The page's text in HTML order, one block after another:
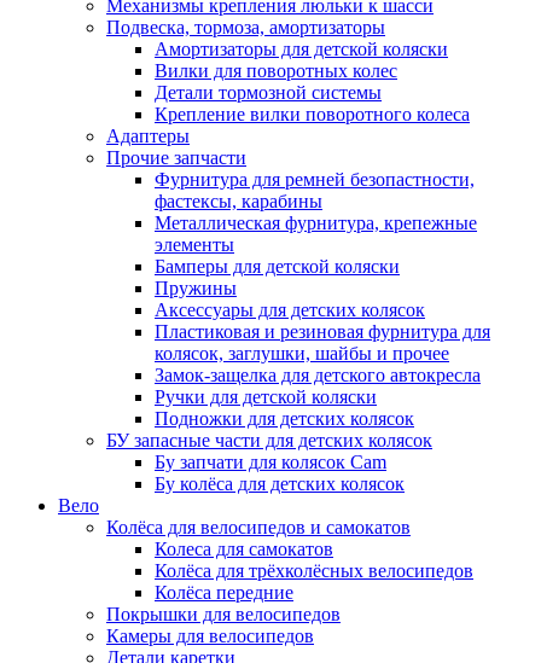
Механизмы крепления люльки к шасси
Подвеска, тормоза, амортизаторы
Амортизаторы для детской коляски
Вилки для поворотных колес
Детали тормозной системы
Крепление вилки поворотного колеса
Адаптеры
Прочие запчасти
Фурнитура для ремней безопастности,
фастексы, карабины
Металлическая фурнитура, крепежные
элементы
Бамперы для детской коляски
Пружины
Аксессуары для детских колясок
Пластиковая и резиновая фурнитура для
колясок, заглушки, шайбы и прочее
Замок-защелка для детского автокресла
Ручки для детской коляски
Подножки для детских колясок
БУ запасные части для детских колясок
Бу запчати для колясок Cam
Бу колёса для детских колясок
Вело
Колёса для велосипедов и самокатов
Колеса для самокатов
Колёса для трёхколёсных велосипедов
Колёса передние
Покрышки для велосипедов
Камеры для велосипедов
Детали каретки